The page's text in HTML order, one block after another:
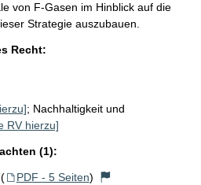
von F-Gasen im Hinblick auf die
Strategie auszubauen.
Recht:
; Nachhaltigkeit und
RV hierzu]
(1):
( PDF - 5 Seiten)